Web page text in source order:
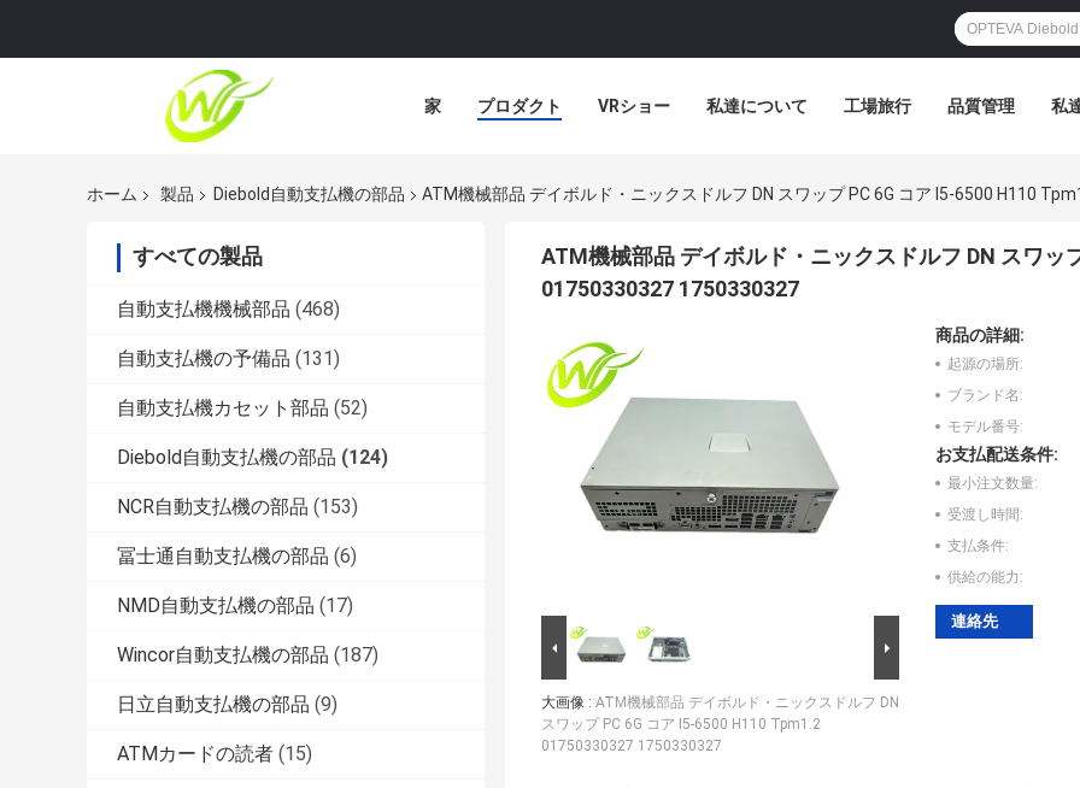
家 プロダクト VRショー 私達について 工場旅行 品質管理 私
ホーム 製品 Diebold自動支払機の部品 ATM機械部品 デイボルド・ニックスドルフ DN スワップ PC 6G コア I5-6500 H110
すべての製品
自動支払機機械部品 (468)
自動支払機の予備品 (131)
自動支払機カセット部品 (52)
Diebold自動支払機の部品 (124)
NCR自動支払機の部品 (153)
冨士通自動支払機の部品 (6)
NMD自動支払機の部品 (17)
Wincor自動支払機の部品 (187)
日立自動支払機の部品 (9)
ATMカードの読者 (15)
ATM機械部品 デイボルド・ニックスドルフ DN スワッ
01750330327 1750330327
大画像 : ATM機械部品 デイボルド・ニックスドルフ DN
スワップ PC 6G コア I5-6500 H110 Tpm1.2
01750330327 1750330327
商品の詳細:
起源の場所:
ブランド名:
モデル番号:
お支払配送条件:
最小注文数量:
受渡し時間:
支払条件:
供給の能力:
連絡先